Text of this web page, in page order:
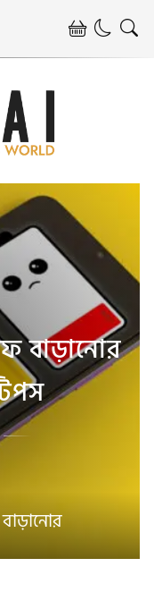
বাড়ানোর